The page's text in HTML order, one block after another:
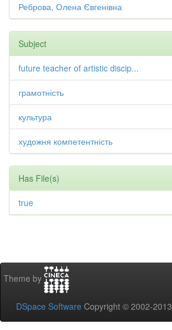
Реброва, Олена Євгенівна
Subject
future teacher of artistic discip...
грамотність
культура
художня компетентність
Has File(s)
true
Theme by
DSpace Software Copyright © 2002-2013